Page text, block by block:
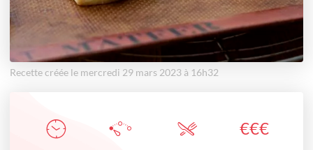
Recette créée le mercredi 29 mars 2023 à 16h32
€€€